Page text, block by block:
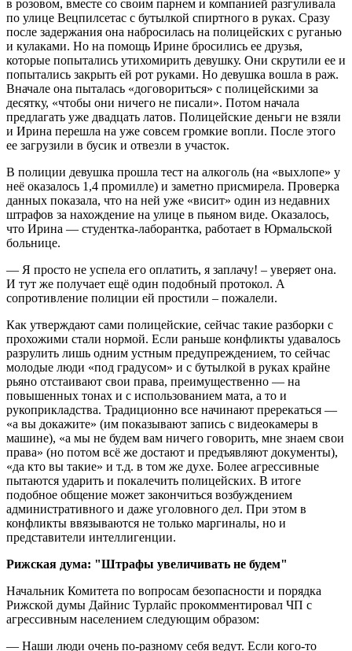
в розовом, вместе со своим парнем и компанией разгуливала
по улице Вецпилсетаc с бутылкой спиртного в руках. Сразу
после задержания она набросилась на полицейских с руганью
и кулаками. Но на помощь Ирине бросились ее друзья,
которые попытались утихомирить девушку. Они скрутили ее и
попытались закрыть ей рот руками. Но девушка вошла в раж.
Вначале она пыталась «договориться» с полицейскими за
десятку, «чтобы они ничего не писали». Потом начала
предлагать уже двадцать латов. Полицейские деньги не взяли
и Ирина перешла на уже совсем громкие вопли. После этого
ее загрузили в бусик и отвезли в участок.
В полиции девушка прошла тест на алкоголь (на «выхлопе» у
неё оказалось 1,4 промилле) и заметно присмирела. Проверка
данных показала, что на ней уже «висит» один из недавних
штрафов за нахождение на улице в пьяном виде. Оказалось,
что Ирина — студентка-лаборантка, работает в Юрмальской
больнице.
— Я просто не успела его оплатить, я заплачу! – уверяет она.
И тут же получает ещё один подобный протокол. А
сопротивление полиции ей простили – пожалели.
Как утверждают сами полицейские, сейчас такие разборки с
прохожими стали нормой. Если раньше конфликты удавалось
разрулить лишь одним устным предупреждением, то сейчас
молодые люди «под градусом» и с бутылкой в руках крайне
рьяно отстаивают свои права, преимущественно — на
повышенных тонах и с использованием мата, а то и
рукоприкладства. Традиционно все начинают пререкаться —
«а вы докажите» (им показывают запись с видеокамеры в
машине), «а мы не будем вам ничего говорить, мне знаем свои
права» (но потом всё же достают и предъявляют документы),
«да кто вы такие» и т.д. в том же духе. Более агрессивные
пытаются ударить и покалечить полицейских. В итоге
подобное общение может закончиться возбуждением
административного и даже уголовного дел. При этом в
конфликты ввязываются не только маргиналы, но и
представители интеллигенции.
Рижская дума: "Штрафы увеличивать не будем"
Начальник Комитета по вопросам безопасности и порядка
Рижской думы Дайнис Турлайс прокомментировал ЧП с
агрессивным населением следующим образом:
— Наши люди очень по-разному себя ведут. Если кого-то